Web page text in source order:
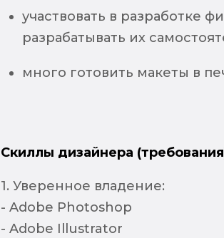
участвовать в разработке
разрабатывать их
много готовить макеты в
Скиллы дизайнера
1. Уверенное владение:
- Adobe Photoshop
- Adobe Illustrator